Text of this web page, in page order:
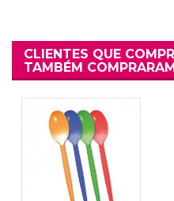
CLIENTES QUE
TAMBÉM